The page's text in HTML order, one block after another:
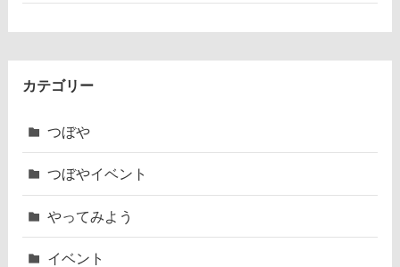
カテゴリー
つぼや
つぼやイベント
やってみよう
イベント